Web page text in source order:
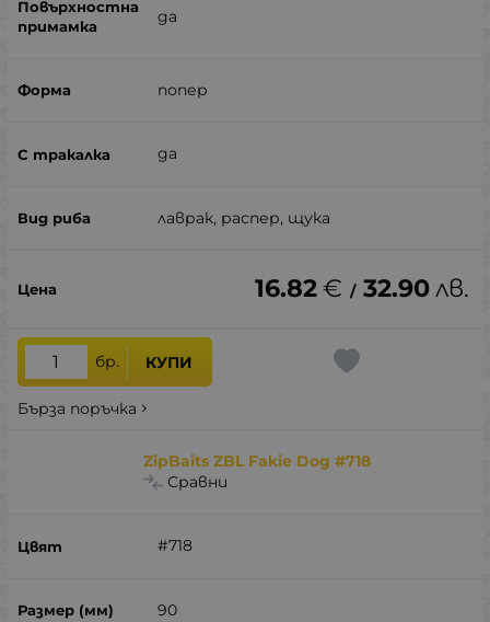
да
попер
да
лаврак, распер, щука
16.82€ / 32.90лв.
бр. КУПИ
Бърза поръчка
ZipBaits ZBL Fakie Dog #718
Сравни
#718
90